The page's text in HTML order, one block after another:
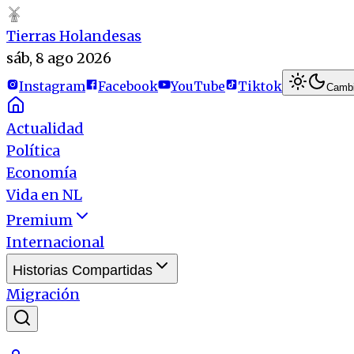
Tierras Holandesas
sáb, 8 ago 2026
Instagram Facebook YouTube Tiktok
Actualidad
Política
Economía
Vida en NL
Premium
Internacional
Historias Compartidas
Migración